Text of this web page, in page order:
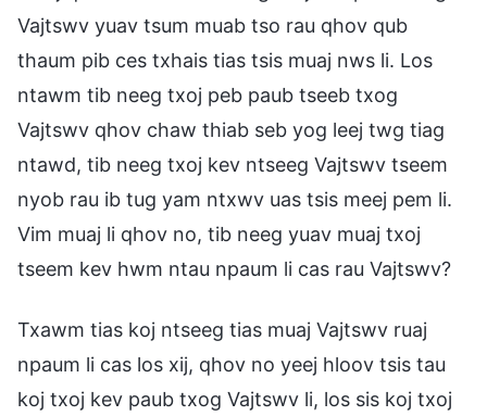
Vajtswv yuav tsum muab tso rau qhov qub
thaum pib ces txhais tias tsis muaj nws li. Los
ntawm tib neeg txoj peb paub tseeb txog
Vajtswv qhov chaw thiab seb yog leej twg tiag
ntawd, tib neeg txoj kev ntseeg Vajtswv tseem
nyob rau ib tug yam ntxwv uas tsis meej pem li.
Vim muaj li qhov no, tib neeg yuav muaj txoj
tseem kev hwm ntau npaum li cas rau Vajtswv?
Txawm tias koj ntseeg tias muaj Vajtswv ruaj
npaum li cas los xij, qhov no yeej hloov tsis tau
koj txoj kev paub txog Vajtswv li, los sis koj txoj